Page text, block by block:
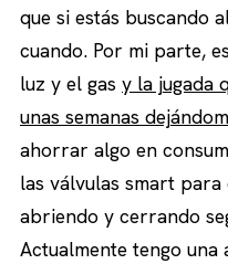
que si estás buscando
cuando. Por mi parte,
luz y el gas y la jugada
unas semanas
ahorrar algo en
las válvulas smart
abriendo y cerrando
Actualmente tengo